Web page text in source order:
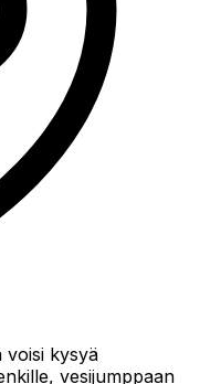
voisi kysyä
vesijumppaan